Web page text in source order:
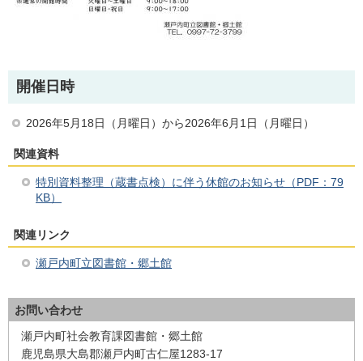
開催日時
2026年5月18日（月曜日）から2026年6月1日（月曜日）
関連資料
特別資料整理（蔵書点検）に伴う休館のお知らせ（PDF：79
KB）
関連リンク
瀬戸内町立図書館・郷土館
お問い合わせ
瀬戸内町社会教育課図書館・郷土館
鹿児島県大島郡瀬戸内町古仁屋1283-17